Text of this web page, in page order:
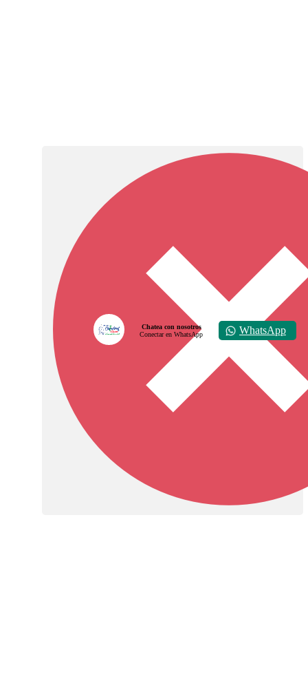
Chatea con nosotros
Conectar en WhatsApp
WhatsApp